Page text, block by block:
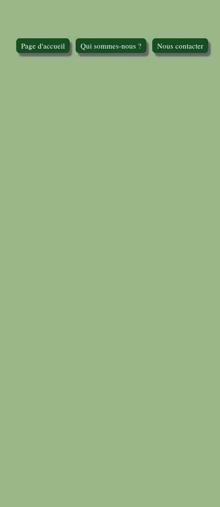
Page d'accueil Qui sommes-nous ? Nous contacter